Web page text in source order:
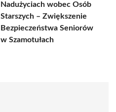
Nadużyciach wobec Osób
Starszych – Zwiększenie
Bezpieczeństwa Seniorów
w Szamotułach